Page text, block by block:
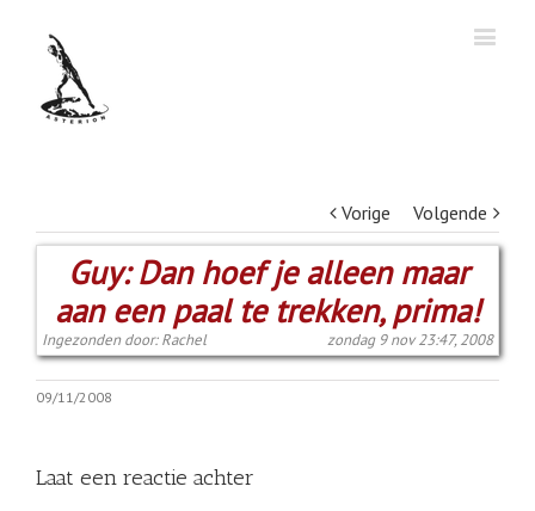
Vorige Volgende
Guy: Dan hoef je alleen maar
aan een paal te trekken, prima!
Ingezonden door: Rachel zondag 9 nov 23:47, 2008
09/11/2008
Laat een reactie achter